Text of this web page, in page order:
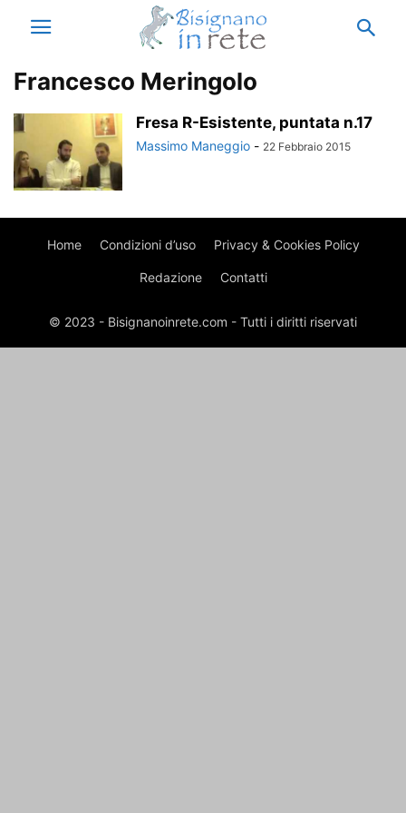
Francesco Meringolo
Fresa R-Esistente, puntata n.17
Massimo Maneggio - 22 Febbraio 2015
Home Condizioni d’uso Privacy & Cookies Policy
Redazione Contatti
© 2023 - Bisignanoinrete.com - Tutti i diritti riservati